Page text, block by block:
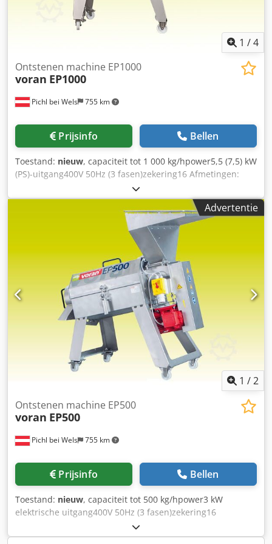
worden gedemonteerd en afgevoerd Chsdpfx Acsyc S Hts
Tea Prijs: €150.000 excl. BTW Heeft u vragen of wilt u meer
informatie, stuur gerust een bericht of bel ons. Bezichtigen
1 /4
Pichl bei Wels 755 km
Ontstenen machine EP1000
voran EP1000
Prijsinfo Bellen
Toestand: nieuw, capaciteit tot 1 000 kg/hpower5,5 (7,5) kW
(PS)-uitgang400V 50Hz (3 fasen)zekering16 Afmetingen:
lengte2 014 mmwidth2 014 mmwidth770 mm
insteekhoogte1 615 mm insteek- resp. uitblaashoogte1 615
mm gewicht220 kgmaterial1.4301 / AISI 304mash
pompaansluitingDN 65 AGmash uitblaashoogte430 mm
Uitblaashoogte490 mm geschikt voor steenvruchten,
bessenomvang5 mm zeef Cjdsb Ncn Hepfx Ac Teha
Advertentie
1 /2
Pichl bei Wels 755 km
Ontstenen machine EP500
voran EP500
Prijsinfo Bellen
Toestand: nieuw, capaciteit tot 500 kg/hpower3 kW
elektrische uitgang400V 50Hz (3 fasen)zekering16
Toevoegingen: lengte1 200 mmw breedte640 mm hoogte1
250 mm insteek- resp. afvoerhoogte1 250 mm gewicht115